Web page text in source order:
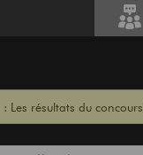
Les résultats du